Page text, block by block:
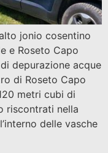
jonio cosentino
e Roseto Capo
depurazione acque
di Roseto Capo
metri cubi di
riscontrati nella
delle vasche